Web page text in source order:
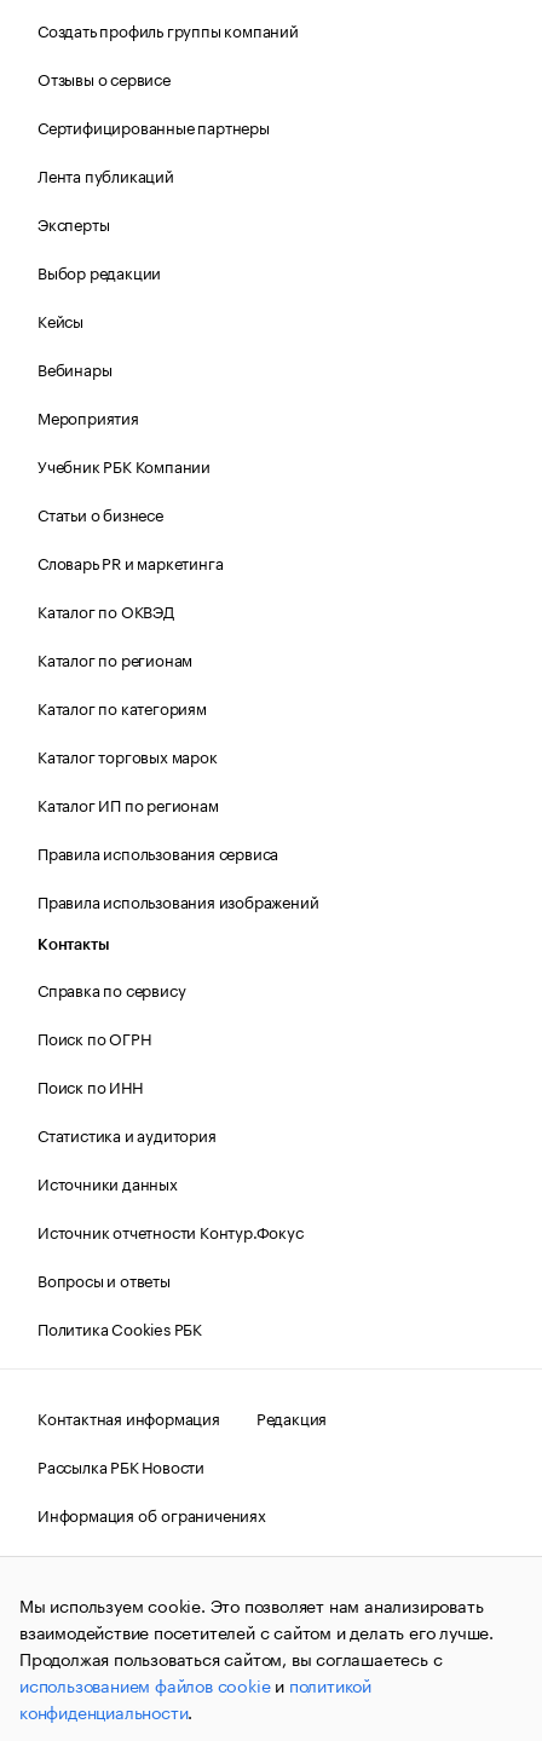
Создать профиль группы компаний
Отзывы о сервисе
Сертифицированные партнеры
Лента публикаций
Эксперты
Выбор редакции
Кейсы
Вебинары
Мероприятия
Учебник РБК Компании
Статьи о бизнесе
Словарь PR и маркетинга
Каталог по ОКВЭД
Каталог по регионам
Каталог по категориям
Каталог торговых марок
Каталог ИП по регионам
Правила использования сервиса
Правила использования изображений
Контакты
Справка по сервису
Поиск по ОГРН
Поиск по ИНН
Статистика и аудитория
Источники данных
Источник отчетности Контур.Фокус
Вопросы и ответы
Политика Cookies РБК
Контактная информация
Редакция
Рассылка РБК Новости
Информация об ограничениях
Правовая информация
О соблюдении авторских прав
© АО «РОСБИЗНЕСКОНСАЛТИНГ»,1995–2026.Сообщения
и материалы информационного агентства «РБК»
(зарегистрировано Федеральной службой по надзору в сфере
связи, информационных технологий и массовых
коммуникаций (Роскомнадзор) 09.12.2015 за номером ИА
№ФС77-63848) сопровождаются пометкой «РБК». Отдельные
публикации могут содержать информацию,
Мы используем cookie. Это позволяет нам анализировать
взаимодействие посетителей с сайтом и делать его лучше.
Продолжая пользоваться сайтом, вы соглашаетесь с
использованием файлов cookieи политикой
конфиденциальности.